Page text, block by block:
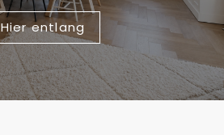
Hier entlang